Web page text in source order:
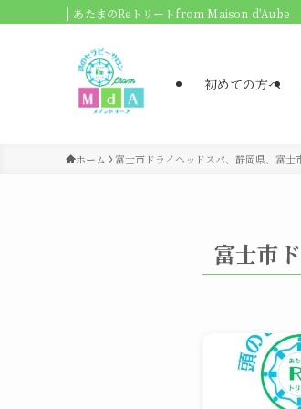
| あたまのReトリートfrom Maison d'Aube
初めての方へ
ホーム 富士市ドライヘッドスパ、静岡県、富士市
富士市